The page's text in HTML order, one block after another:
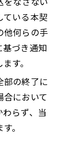
ている本契
他何らの手
づき通知
す。
部の終了に
合において
らず、当
。